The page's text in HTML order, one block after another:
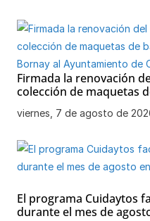
Firmada la renovación
colección de maquetas
Bornay al Ayuntamiento
viernes, 7 de agosto de
El programa Cuidaytos
durante el mes de